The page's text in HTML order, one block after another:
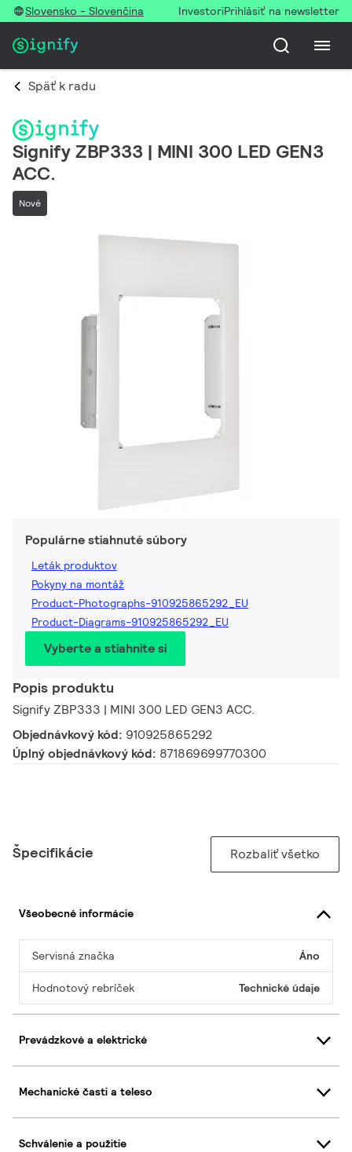
Slovensko - Slovenčina InvestoriPrihlásiť na newsletter
Späť k radu
Signify ZBP333 | MINI 300 LED GEN3
ACC.
Nové
Populárne stiahnuté súbory
Leták produktov
Pokyny na montáž
Product-Photographs-910925865292_EU
Product-Diagrams-910925865292_EU
Vyberte a stiahnite si
Popis produktu
Signify ZBP333 | MINI 300 LED GEN3 ACC.
Objednávkový kód: 910925865292
Úplný objednávkový kód: 871869699770300
Špecifikácie Rozbaliť všetko
Všeobecné informácie
Servisná značka Áno
Hodnotový rebríček Technické údaje
Prevádzkové a elektrické
Mechanické časti a teleso
Schválenie a použitie